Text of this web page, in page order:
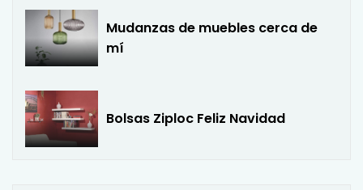
Mudanzas de muebles cerca de
mí
Bolsas Ziploc Feliz Navidad